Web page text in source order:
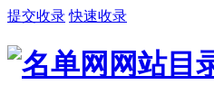
提交收录 快速收录